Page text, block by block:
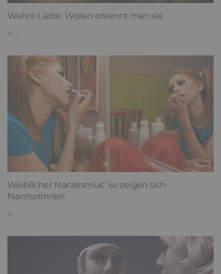
Wahre Liebe: Woran erkennt man sie
Weiblicher Narzissmus: So zeigen sich
Narzisstinnen